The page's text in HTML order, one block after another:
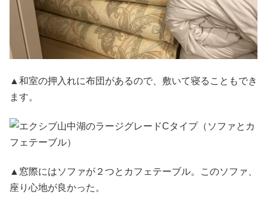
▲和室の押入れに布団があるので、敷いて寝ることもでき
ます。
▲窓際にはソファが２つとカフェテーブル。このソファ、
座り心地が良かった。